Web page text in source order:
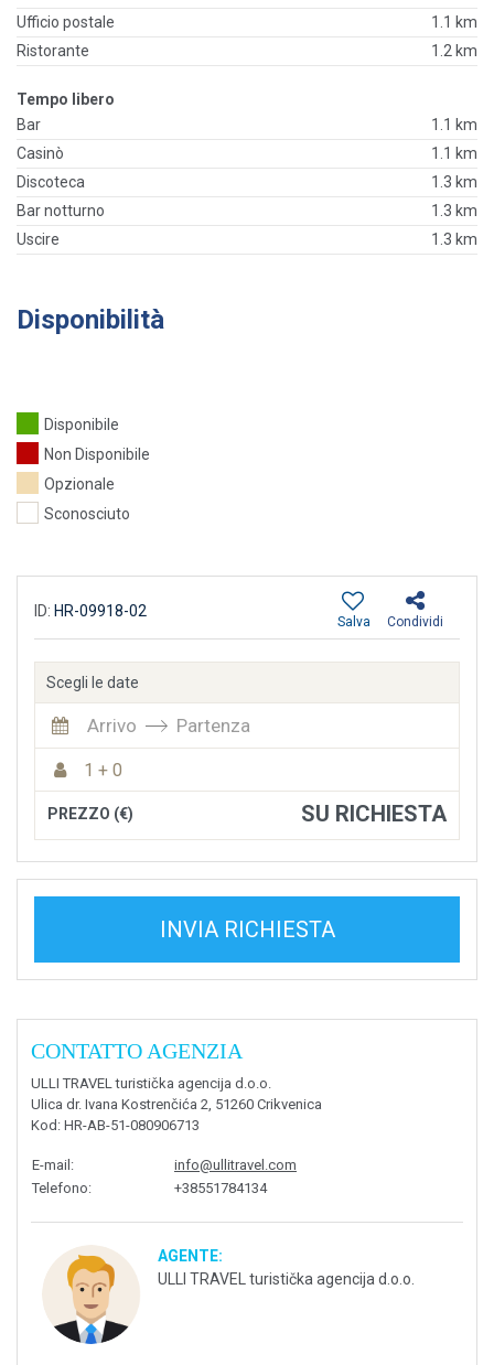
Ufficio postale
1.1 km
Ristorante
1.2 km
Tempo libero
Bar
1.1 km
Casinò
1.1 km
Discoteca
1.3 km
Bar notturno
1.3 km
Uscire
1.3 km
Disponibilità
Disponibile
Non Disponibile
Opzionale
Sconosciuto
ID: HR-09918-02
Condividi
Salva
Scegli le date
Arrivo Partenza
1 + 0
PREZZO (€) SU RICHIESTA
INVIA RICHIESTA
CONTATTO AGENZIA
ULLI TRAVEL turistička agencija d.o.o.
Ulica dr. Ivana Kostrenčića 2, 51260 Crikvenica
Kod : HR-AB-51-080906713
E-mail :
info@ullitravel.com
Telefono: +38551784134
AGENTE:
ULLI TRAVEL turistička agencija d.o.o.